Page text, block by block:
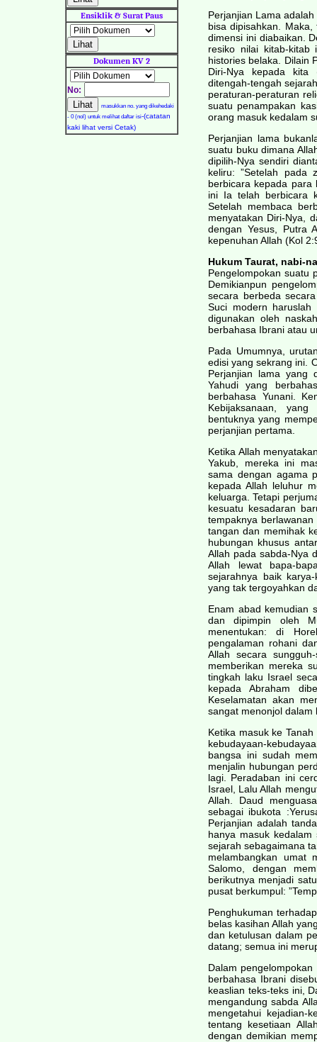
Ensiklik & Surat Paus
Dokumen KV 2
No:
masukkan no. yang dikehedaki
- 0 (nol) untuk melihat daftar isi-(catatan
kaki lihat versi Cetak)
Perjanjian Lama
bisa dipisahkan.
dimensi ini diabaikan.
resiko nilai kitab-kitab
histories belaka. Dilain
Diri-Nya kepada kita
ditengah-tengah
peraturan-peraturan
suatu penampakan
orang masuk kedalam
Perjanjian lama
suatu buku dimana
dipilih-Nya sendiri
keliru: ”Setelah pada
berbicara kepada
ini Ia telah berbicara
Setelah membaca
menyatakan Diri-Nya,
dengan Yesus, Putra
kepenuhan Allah (Kol
Hukum Taurat, nabi-
Pengelompokan suatu
Demikianpun
secara berbeda
Suci modern
digunakan oleh
berbahasa Ibrani atau
Pada Umumnya,
edisi yang sekrang ini.
Perjanjian lama yang
Yahudi yang
berbahasa Yunani.
Kebijaksanaan,
bentuknya yang
perjanjian pertama.
Ketika Allah
Yakub, mereka ini
sama dengan agama
kepada Allah leluhur
keluarga. Tetapi
kesuatu kesadaran
tempaknya
tangan dan memihak
hubungan khusus
Allah pada sabda-Nya
Allah lewat bapa-
sejarahnya baik
yang tak tergoyahkan
Enam abad kemudian
dan dipimpin oleh
menentukan: di
pengalaman rohani
Allah secara
memberikan mereka
tingkah laku Israel
kepada Abraham
Keselamatan akan
sangat menonjol dalam
Ketika masuk ke
kebudayaan-
bangsa ini sudah
menjalin hubungan
lagi. Peradaban ini
Israel, Lalu Allah
Allah. Daud
sebagai ibukota
Perjanjian adalah
hanya masuk
sejarah sebagaimana
melambangkan umat
Salomo, dengan
berikutnya menjadi
pusat berkumpul:
Penghukuman
belas kasihan Allah
dan ketulusan dalam
datang; semua ini
Dalam
berbahasa Ibrani
keaslian teks-teks ini,
mengandung sabda
mengetahui kejadian-
tentang kesetiaan
dengan demikian